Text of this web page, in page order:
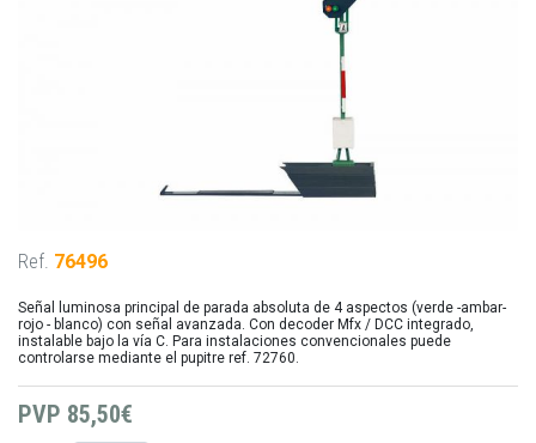
Ref. 76496
Señal luminosa principal de parada absoluta de 4 aspectos (verde -ambar-
rojo - blanco) con señal avanzada. Con decoder Mfx / DCC integrado,
instalable bajo la vía C. Para instalaciones convencionales puede
controlarse mediante el pupitre ref. 72760.
PVP 85,50€